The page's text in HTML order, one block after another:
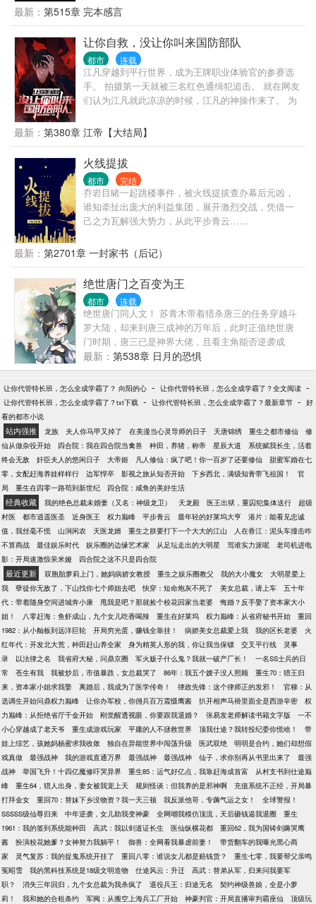
金刚功+长寿功=炁体源流！ 被誉为术之尽头的炁体源
流练至满级，可洗尽铅华，化身成圣！ 八卦掌，形意
拳，心意把，武当三十六功…… 当原本想回村摆烂的
林青走上了一条探究生命终极形态的道路之时，才发
现人这一辈子，经历的一切大起大落，全部皆为昙花
一现。
最新： 第515章 完本感言
让你自救，没让你叫来国防部队
都市 连载
江凡穿越到平行世界，成为王牌职业体验官的参赛选
手。 拍摄第一天就被三名红色通缉犯追击。 就在网友
们认为江凡就此凉凉的时候，江凡的神操作来了。 为
如果我被绑架，为了引起部队关注我把国防光缆弄
断，算不算紧急避险？ 网友:好家伙，报警警察来需要
二十分钟，挖断国防电缆军队过来只需要两分钟，不
过最后劫匪都出来重新做人了，你还在里边蹲着！ 通
缉犯:喂，110吗，我实名举报有人破坏国防设备……
媒体:蒙面热心市民将破坏国防设施的敌特分子扭送公
安机关 …… 就在众人以为江凡的神操作到此结束时，
谁料这仅仅是一个新的开始。 博物馆当保安，遇见歹
政公司洗地毯，没想到洗出各种奇葩的东西，你把客
户全部送进去？ 汽车修理店当学徒，你改装拖拉机去
秋名山飙车，秒杀一众豪华跑车？ 众网友:本以为开局
是巅峰，没想到小丑竟是我自己
最新： 第380章 江帝【大结局】
火线提拔
都市 完结
乔岩目睹一起跳楼事件，被火线提拔查办幕后元凶，
谁知牵扯出庞大的利益集团，展开激烈交战，凭借一
己之力瓦解强大势力，从此平步青云……
最新： 第2701章 一封家书（后记）
绝世唐门之百变为王
都市 连载
绝世唐门同人文！ 苏青木带着猎杀唐三的任务穿越斗
罗大陆，却来到唐三成神的万年后，此时正值绝世唐
门时期，唐三已是神界大佬，且看主角能否逆袭成
神，狩猎神王唐三！
最新： 第538章 日月的恐惧
让你代管特长班，怎么全成学霸了？ 向阳的心 - 让你代管特长班，怎么全成学霸了？全文阅读 -
让你代管特长班，怎么全成学霸了？txt下载 - 让你代管特长班，怎么全成学霸了？最新章节 - 好
看的都市小说
站内强推 龙族 夫人你马甲又掉了 在美漫当心灵导师的日子 天唐锦绣 重生之都市修仙
修
仙从做杂役开始
四合院：我在四合院当禽兽 种田，养猪，称帝 星辰大道
系统赋我长生，活着
终会无敌
奸臣夫人的悠闲日子 大帝姬 凡人修仙：疯了吧！你一百岁了还要修仙
甜蜜军婚在七
零，女配赶海养娃样样行
边军悍卒 影视之旅从知否开始 下乡西北，满级知青带飞祖国！
官
局
重生在四零一路苟到新世纪 四合院：咸鱼的美好生活
经典收藏 我的绝色总裁未婚妻（又名：神级龙卫） 天龙殿 医王出狱，重囚犯集体送行
超级
村医
都市逍遥医圣 近身医王 权力巅峰 平步青云 最年轻的好莱坞大亨
港片：能看见忠诚
值，我丝毫不慌
山涧闲农 天医龙婿 重生之朕要打下一个大大的江山
人在香江：泥头车撞击咋
不算商战
最佳娱乐时代 娱乐圈的边缘艺术家 从足坛走出的大明星 骂谁实力派呢
老司机进电
影：开局速激惊呆米娅
四合院之这不只是四合院
最近更新 双胞胎萝莉上门，她妈病娇女教授 重生之娱乐圈教父 我的大小魔女
大明星爱上
我
孽徒你无敌了，下山找你七个师姐去吧 快穿：短命炮灰不死了 美女总裁，请上车
五十年
代：带着随身空间进城奔小康
甩我是吧？那就捡个校花回家当老婆
悔婚？反手娶了资本家大小
姐！
八零赶海：鱼虾成山，九个女儿吃香喝辣 重生在好莱坞 权力巅峰：从省府秘书开始
重回
1982：从小舢板到远洋巨轮
开局穷光蛋，赚钱全靠挂！ 病娇美女总裁爱上我 我的区长老婆
火
红年代：开发北大荒，种田赶山养全家
身为精英人形的我，你让我当保镖 交叉平行线
灵事
录
以法律之名 我省府大秘，问鼎京圈 军火贩子什么鬼？我就一破产厂长！
一名SS士兵的日
常
苍生有我 我被炒后，市值暴跌，女总裁哭了 86年：我五个嫂子没人照顾
重生70：猎王归
来，资本家小姐求我娶
离婚后，我成为了医学传奇！ 律政先锋：这个律师正的发邪！
官梯：从
选调生开始问鼎权力巅峰
让你办军校，你佣兵百万震慑鹰酱 扒开相声马褂里面全是西游辛密
权
力巅峰：从拒绝省厅千金开始
刚觉醒透视眼，你要跟我退婚？ 张易发老师解读书籍文字版
一不
小心穿越成了老天爷
重生成游戏玩家 平庸的人不拯救世界 顶我仕途？我转投纪委你慌啥！
带
娃上综艺，孩她妈杨蜜求我收敛
独自在异能世界中闯荡升级 医武双绝
明明是合约，她们却想假
戏真做
最强战神 我的游戏直通万界 最强战神 最强战神 仙子，求你别再从书里出来了
最强
战神
举国飞升！十四亿魔修吓哭异界 重生85：运气好亿点，我靠赶海成首富
从村支书到仕途巅
峰
重生64，猎人出身，妻女被我宠上天 规则怪谈：但我养的是邪神啊
充值系统不正经，开局暴
打拜金女
重回70：替妹下乡没物资？我一天三顿 我反派他哥，专薅气运之女！
全球警报！
SSSSS级仙尊归来
中年逆袭，女儿助我变神豪 全网嘲我模仿顶流，天后砸钱逼我退圈
重生
1961：我的签到系统能种田
高武：我以剑道证长生 医仙纵横花都
重回62，我为国铸剑薅哭鹰
酱
扮演校花她爹？女神努力我躺平！ 御兽：全网看我暴虐前妻！
带货翻车的我曝光黑心商
家
灵气复苏：我的捉鬼系统开挂了 重回八零：谁说女儿都是赔钱货？
重生七零，我要帮父亲鸣
冤昭雪
我的黑科技系统是18级文明造物 仕途风云：升迁
高武：替弟从军，归来问我要军
职？
消失三年回归，九个女总裁为我杀疯了 退役兵王：归途无名
契约神级兽娘，全是小萝
莉！
我和她的合租条约 军阀：从搬空上海兵工厂开始 神豪判官：开局直播审判霸座仙 顶级玩